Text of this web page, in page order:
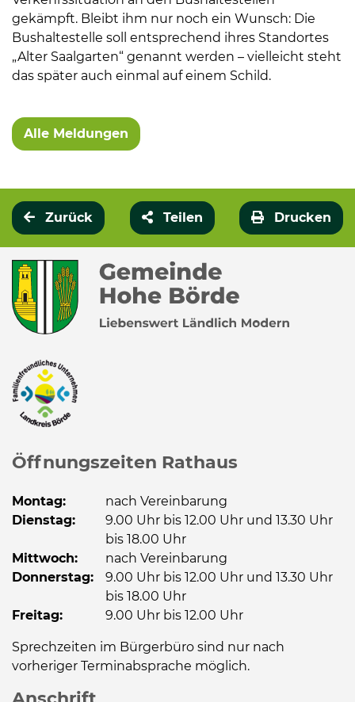
gekämpft. Bleibt ihm nur noch ein Wunsch: Die
Bushaltestelle soll entsprechend ihres Standortes
„Alter Saalgarten“ genannt werden – vielleicht steht
das später auch einmal auf einem Schild.
Alle Meldungen
Zurück Teilen Drucken
Öffnungszeiten Rathaus
Montag:
nach Vereinbarung
Dienstag:
9.00 Uhr bis 12.00 Uhr und 13.30 Uhr
bis 18.00 Uhr
Mittwoch:
nach Vereinbarung
Donnerstag: 9.00 Uhr bis 12.00 Uhr und 13.30 Uhr
bis 18.00 Uhr
Freitag:
9.00 Uhr bis 12.00 Uhr
Sprechzeiten im Bürgerbüro sind nur nach
vorheriger Terminabsprache möglich.